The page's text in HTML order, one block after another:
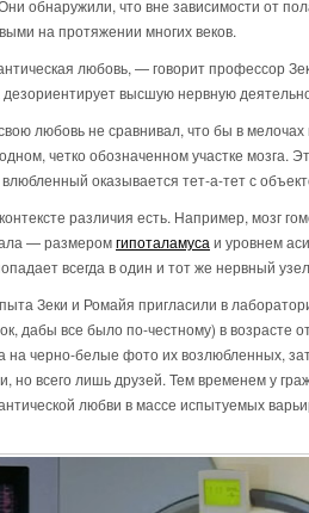
обнаружили, что вне зависимости от
на протяжении многих веков.
любовь, — говорит профессор
высшую нервную
любовь не сравнивал, что бы в
четко обозначенном участке мозга.
оказывается тет-а-тет с
различия есть. Например, мозг
— размеромгипоталамусаи уровнем
всегда в один и тот же нервный
Зеки и Ромайя пригласили в
дабы все было по-честному) в возрасте
на черно-белые фото их возлюбленных,
но всего лишь друзей. Тем временем у
любви в массе испытуемых